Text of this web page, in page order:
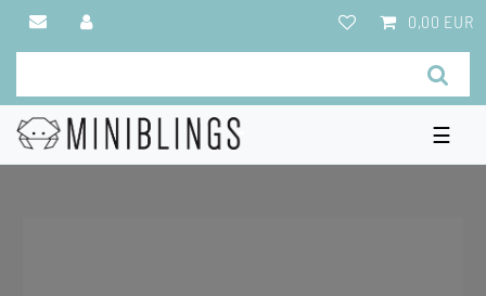
0,00 EUR
☰